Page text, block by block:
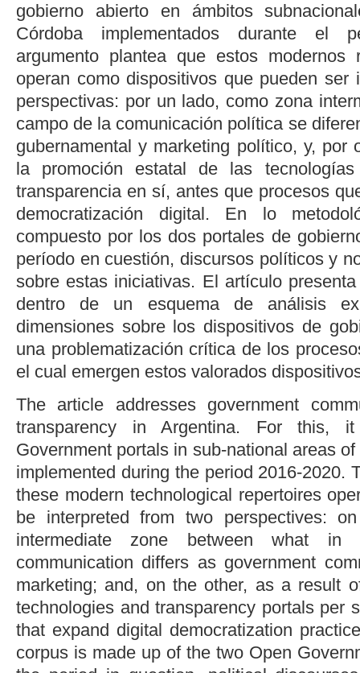
gobierno abierto en ámbitos
Córdoba implementados durante el
argumento plantea que estos modernos
operan como dispositivos que pueden ser
perspectivas: por un lado, como zona
campo de la comunicación política se
gubernamental y marketing político, y, por
la promoción estatal de las
transparencia en sí, antes que procesos
democratización digital. En lo
compuesto por los dos portales de
período en cuestión, discursos políticos y
sobre estas iniciativas. El artículo
dentro de un esquema de análisis
dimensiones sobre los dispositivos de
una problematización crítica de los
el cual emergen estos valorados
The article addresses government
transparency in Argentina. For this,
Government portals in sub-national areas
implemented during the period 2016-2020.
these modern technological repertoires
be interpreted from two perspectives:
intermediate zone between what
communication differs as government
marketing; and, on the other, as a result
technologies and transparency portals per
that expand digital democratization
corpus is made up of the two Open